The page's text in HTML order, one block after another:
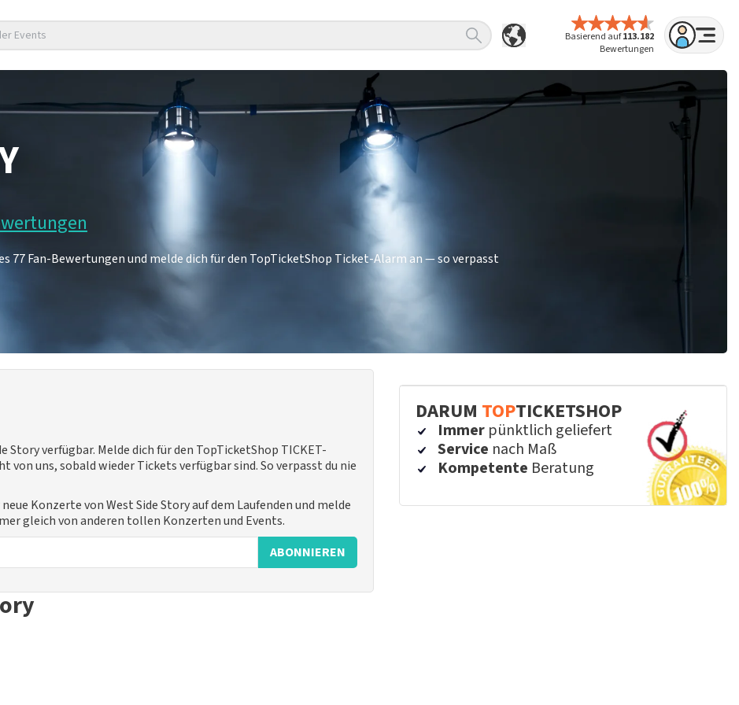
Basierend auf113.182
Bewertungen
Events
77 Fan-Bewertungen und melde dich für den TopTicketShop Ticket-Alarm an — so verpasst
verfügbar. Melde dich für den TopTicketShop TICKET-
von uns, sobald wieder Tickets verfügbar sind. So verpasst du nie
Konzerte von West Side Story auf dem Laufenden und melde
gleich von anderen tollen Konzerten und Events.
ABONNIEREN
DARUM TOPTICKETSHOP
Immer pünktlich geliefert
Service nach Maß
Kompetente Beratung